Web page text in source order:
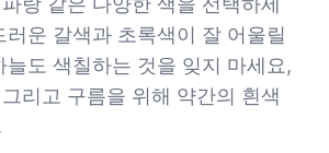
러운 갈색과 초록색이 잘 어울릴
늘도 색칠하는 것을 잊지 마세요,
리고 구름을 위해 약간의 흰색